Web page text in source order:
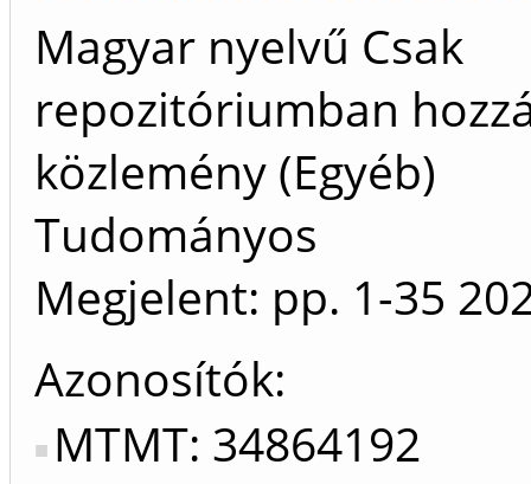
Magyar nyelvű Csak
repozitóriumban
közlemény (Egyéb)
Tudományos
Megjelent: pp. 1-35
Azonosítók
MTMT: 34864192